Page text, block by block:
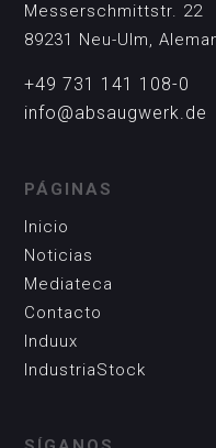
Messerschmittstr. 22
89231 Neu-Ulm,
+49 731 141 108-0
info@absaugwerk.de
PÁGINAS
Inicio
Noticias
Mediateca
Contacto
Induux
IndustriaStock